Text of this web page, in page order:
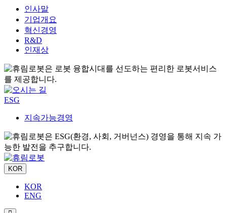
인사말
기업개요
혁신경영
R&D
인재상
ESG
지속가능경영
KOR
KOR
ENG